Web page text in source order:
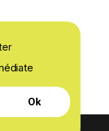
Ok